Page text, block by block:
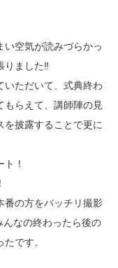
い空気が読みづらかっ
りました‼️
いただいて、式典終わ
もらえて、講師陣の見
を披露することで更に
！
番の方をバッチリ撮影
んなの終わったら後の
です。